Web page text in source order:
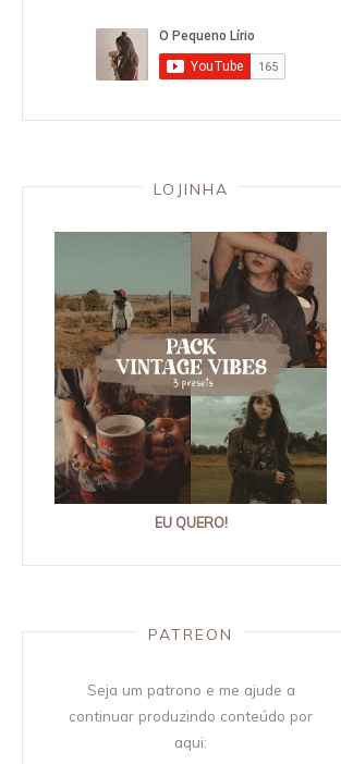
LOJINHA
EU QUERO!
PATREON
Seja um patrono e me ajude a
continuar produzindo conteúdo por
aqui: